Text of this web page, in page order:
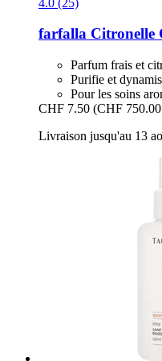
farfalla Citronelle
Parfum frais et
Purifie et
Pour les soins
CHF 7.50 (CHF
Livraison jusqu'au 13